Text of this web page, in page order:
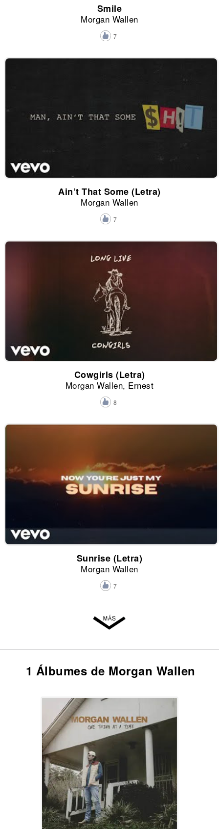
Smile
Morgan Wallen
7
Ain’t That Some (Letra)
Morgan Wallen
7
Cowgirls (Letra)
Morgan Wallen, Ernest
8
Sunrise (Letra)
Morgan Wallen
7
1 Álbumes de Morgan Wallen